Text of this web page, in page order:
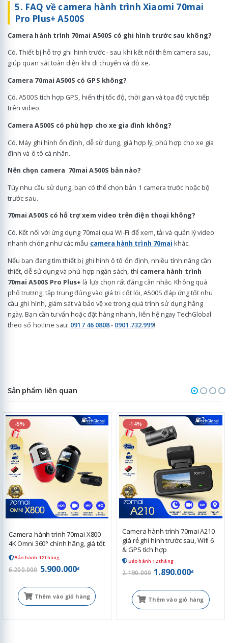
5. FAQ về camera hành trình Xiaomi 70mai
Pro Plus+ A500S
Camera hành trình 70mai A500S có ghi hình trước sau không?
Có. Thiết bị hỗ trợ ghi hình trước - sau khi kết nối thêm camera sau,
giúp quan sát toàn diện khi di chuyển và đỗ xe.
Camera 70mai A500S có GPS không?
Có. A500S tích hợp GPS, hiển thị tốc độ, thời gian và tọa độ trực tiếp
trên video.
Camera A500S có phù hợp cho xe gia đình không?
Có. Máy ghi hình ổn định, dễ sử dụng, giá hợp lý, phù hợp cho xe gia
đình và ô tô cá nhân.
Nên chọn camera 70mai A500S bản nào?
Tùy nhu cầu sử dụng, bạn có thể chọn bản 1 camera trước hoặc bộ
trước sau.
70mai A500S có hỗ trợ xem video trên điện thoại không?
Có. Kết nối với ứng dụng 70mai qua Wi-Fi để xem, tải và quản lý video
nhanh chóng như các mẫu camera hành trình 70mai khác.
Nếu bạn đang tìm thiết bị ghi hình ô tô ổn định, nhiều tính năng cần
thiết, dễ sử dụng và phù hợp ngân sách, thì camera hành trình
70mai A500S Pro Plus+ là lựa chọn rất đáng cân nhắc. Không quá
phô trương, tập trung đúng vào giá trị cốt lõi, A500S đáp ứng tốt nhu
cầu ghi hình, giám sát và bảo vệ xe trong quá trình sử dụng hằng
ngày. Bạn cần tư vấn hoặc đặt hàng nhanh, liên hệ ngay TechGlobal
theo số hotline sau: 0917 46 0808- 0901.732.999!
Sản phẩm liên quan
-5%
Camera hành trình 70mai X800
4K Omni 360° chính hãng, giá tốt
Bảo hành 12 tháng
6.200.000 5.900.000đ
Thêm vào giỏ hàng
-14%
Camera hành trình 70mai A210
giá rẻ ghi hình trước sau, Wifi 6
& GPS tích hợp
Bảo hành 12 tháng
2.190.000 1.890.000đ
Thêm vào giỏ hàng